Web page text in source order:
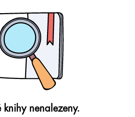
knihy nenalezeny.